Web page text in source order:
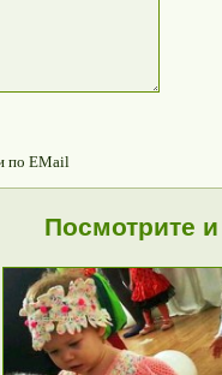
по EMail
Посмотрите